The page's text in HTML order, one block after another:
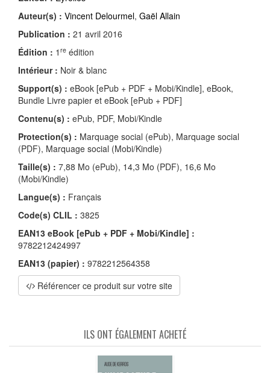
Auteur(s) : Vincent Delourmel, Gaël Allain
Publication : 21 avril 2016
Édition : 1 re édition
Intérieur : Noir & blanc
Support(s) : eBook [ePub + PDF + Mobi/Kindle], eBook,
Bundle Livre papier et eBook [ePub + PDF]
Contenu(s) : ePub, PDF, Mobi/Kindle
Protection(s) : Marquage social (ePub), Marquage social
(PDF), Marquage social (Mobi/Kindle)
Taille(s) : 7,88 Mo (ePub), 14,3 Mo (PDF), 16,6 Mo
(Mobi/Kindle)
Langue(s) : Français
Code(s) CLIL : 3825
EAN13 eBook [ePub + PDF + Mobi/Kindle] :
9782212424997
EAN13 (papier) : 9782212564358
Référencer ce produit sur votre site
ILS ONT ÉGALEMENT ACHETÉ